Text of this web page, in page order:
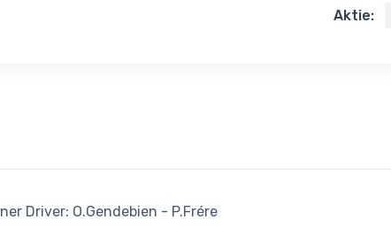
Aktie:
Driver: O.Gendebien - P.Frére